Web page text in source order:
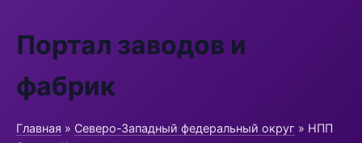
Портал заводов и
фабрик
Главная » Северо-Западный федеральный округ » НПП